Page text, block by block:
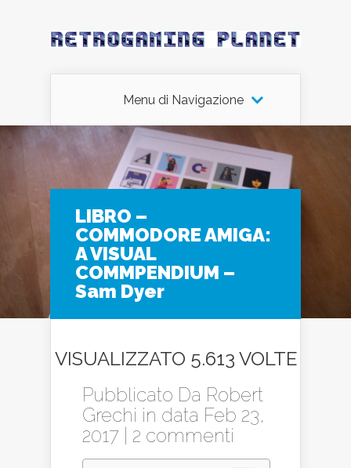
Menu di Navigazione
LIBRO –
COMMODORE AMIGA:
A VISUAL
COMMPENDIUM –
Sam Dyer
VISUALIZZATO 5.613 VOLTE
Pubblicato Da Robert
Grechi in data Feb 23,
2017 | 2 commenti